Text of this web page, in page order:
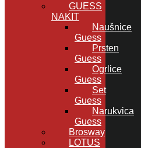
GUESS
NAKIT
Naušnice
Guess
Prsten
Guess
Ogrlice
Guess
Set
Guess
Narukvica
Guess
Brosway
LOTUS